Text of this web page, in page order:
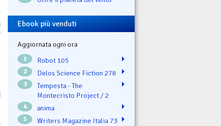
Ebook più venduti
Aggiornata ogni ora
1 Robot 105
2 Delos Science Fiction 278
3
Tempesta - The
Montecristo Project / 2
4 ənima
5 Writers Magazine Italia 73